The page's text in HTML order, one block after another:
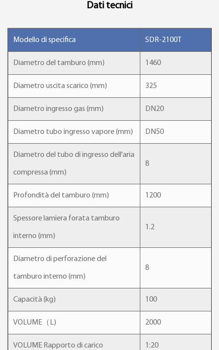
Dati tecnici
Modello di specifica SDR-2100T
Diametro del tamburo (mm) 1460
Diametro uscita scarico (mm) 325
Diametro ingresso gas (mm) DN20
Diametro tubo ingresso vapore (mm) DN50
Diametro del tubo di ingresso dell'aria
compressa (mm)
8
Profondità del tamburo (mm) 1200
Spessore lamiera forata tamburo
interno (mm)
1.2
Diametro di perforazione del
tamburo interno (mm)
8
Capacità (kg) 100
VOLUME（L) 2000
VOLUME Rapporto di carico 1:20